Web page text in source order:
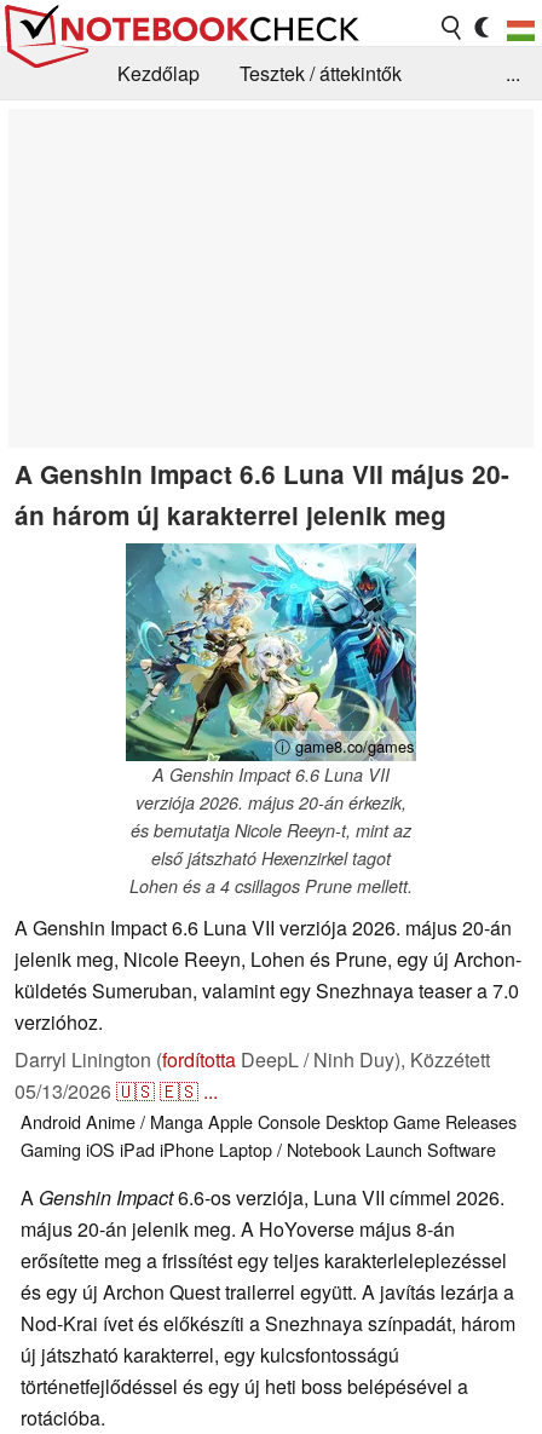
Kezdőlap
Tesztek / áttekintők
...
A Genshin Impact 6.6 Luna VII május 20-
án három új karakterrel jelenik meg
ⓘ game8.co/games
A Genshin Impact 6.6 Luna VII
verziója 2026. május 20-án érkezik,
és bemutatja Nicole Reeyn-t, mint az
első játszható Hexenzirkel tagot
Lohen és a 4 csillagos Prune mellett.
A Genshin Impact 6.6 Luna VII verziója 2026. május 20-án
jelenik meg, Nicole Reeyn, Lohen és Prune, egy új Archon-
küldetés Sumeruban, valamint egy Snezhnaya teaser a 7.0
verzióhoz.
Darryl Linington (fordította DeepL / Ninh Duy), Közzétett
05/13/2026🇺🇸🇪🇸 ...
AndroidAnime / MangaAppleConsole DesktopGame Releases
Gaming iOS iPadiPhone Laptop / Notebook Launch Software
A Genshin Impact6.6-os verziója, Luna VII címmel 2026.
május 20-án jelenik meg. A HoYoverse május 8-án
erősítette meg a frissítést egy teljes karakterleleplezéssel
és egy új Archon Quest trailerrel együtt. A javítás lezárja a
Nod-Krai ívet és előkészíti a Snezhnaya színpadát, három
új játszható karakterrel, egy kulcsfontosságú
történetfejlődéssel és egy új heti boss belépésével a
rotációba.